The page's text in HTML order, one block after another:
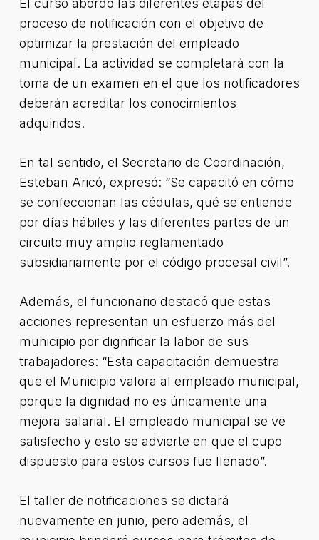
El curso abordó las diferentes etapas del
proceso de notificación con el objetivo de
optimizar la prestación del empleado
municipal. La actividad se completará con la
toma de un examen en el que los notificadores
deberán acreditar los conocimientos
adquiridos.
En tal sentido, el Secretario de Coordinación,
Esteban Aricó, expresó: “Se capacitó en cómo
se confeccionan las cédulas, qué se entiende
por días hábiles y las diferentes partes de un
circuito muy amplio reglamentado
subsidiariamente por el código procesal civil”.
Además, el funcionario destacó que estas
acciones representan un esfuerzo más del
municipio por dignificar la labor de sus
trabajadores: “Esta capacitación demuestra
que el Municipio valora al empleado municipal,
porque la dignidad no es únicamente una
mejora salarial. El empleado municipal se ve
satisfecho y esto se advierte en que el cupo
dispuesto para estos cursos fue llenado”.
El taller de notificaciones se dictará
nuevamente en junio, pero además, el